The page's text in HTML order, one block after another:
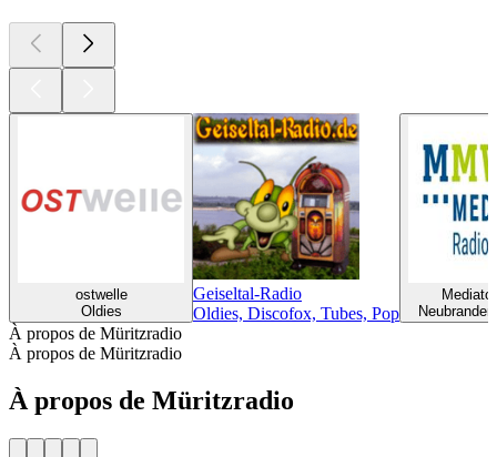
ostwelle
Oldies
Geiseltal-Radio
Oldies, Discofox, Tubes, Pop
À propos de Müritzradio
À propos de Müritzradio
À propos de Müritzradio